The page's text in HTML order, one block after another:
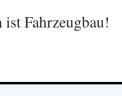
Fahrzeugbau!